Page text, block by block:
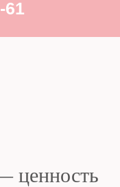
ценность